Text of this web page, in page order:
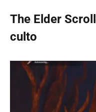
The Elder
culto